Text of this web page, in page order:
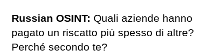
Russian OSINT: Quali aziende hanno
pagato un riscatto più spesso di altre?
Perché secondo te?